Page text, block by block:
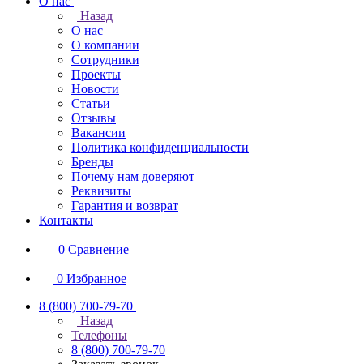
Назад
О нас
О компании
Сотрудники
Проекты
Новости
Статьи
Отзывы
Вакансии
Политика конфиденциальности
Бренды
Почему нам доверяют
Реквизиты
Гарантия и возврат
Контакты
0 Сравнение
0 Избранное
8 (800) 700-79-70
Назад
Телефоны
8 (800) 700-79-70